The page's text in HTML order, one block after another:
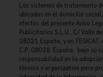
Los sistemas de tratamiento
ubicados en el domicilio
efectos del presente Aviso
Publicitarios S.L.U., C/ Valle
28021, España, y en
C.P. 08028, España, bajo su
responsabilidad en la
técnica y organizativa para